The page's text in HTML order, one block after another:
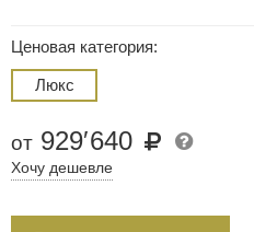
Ценовая категория:
Люкс
от 929′640
Хочу дешевле